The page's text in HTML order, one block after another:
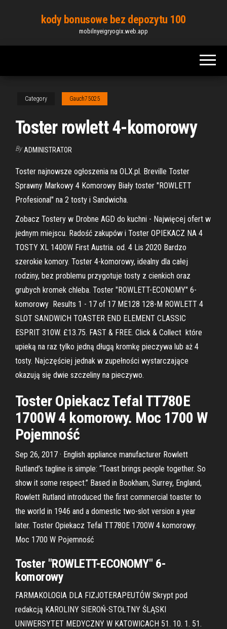
content
kody bonusowe bez depozytu 100
mobilnyeigryogix.web.app
Category Gauch75025
Toster rowlett 4-komorowy
By ADMINISTRATOR
Toster najnowsze ogłoszenia na OLX.pl. Breville Toster
Sprawny Markowy 4 Komorowy Biały toster "ROWLETT
Profesional" na 2 tosty i Sandwicha.
Zobacz Tostery w Drobne AGD do kuchni - Najwięcej ofert w
jednym miejscu. Radość zakupów i Toster OPIEKACZ NA 4
TOSTY XL 1400W First Austria. od. 4 Lis 2020 Bardzo
szerokie komory. Toster 4-komorowy, idealny dla całej
rodziny, bez problemu przygotuje tosty z cienkich oraz
grubych kromek chleba. Toster "ROWLETT-ECONOMY" 6-
komorowy Results 1 - 17 of 17 ME128 128-M ROWLETT 4
SLOT SANDWICH TOASTER END ELEMENT CLASSIC
ESPRIT 310W. £13.75. FAST & FREE. Click & Collect które
upieką na raz tylko jedną długą kromkę pieczywa lub aż 4
tosty. Najczęściej jednak w zupełności wystarczające
okazują się dwie szczeliny na pieczywo.
Toster Opiekacz Tefal TT780E
1700W 4 komorowy. Moc 1700 W
Pojemność
Sep 26, 2017 · English appliance manufacturer Rowlett
Rutland’s tagline is simple: “Toast brings people together. So
show it some respect.” Based in Bookham, Surrey, England,
Rowlett Rutland introduced the first commercial toaster to
the world in 1946 and a domestic two-slot version a year
later. Toster Opiekacz Tefal TT780E 1700W 4 komorowy.
Moc 1700 W Pojemność
Toster "ROWLETT-ECONOMY" 6-
komorowy
FARMAKOLOGIA DLA FIZJOTERAPEUTÓW Skrypt pod
redakcją KAROLINY SIEROŃ-STOŁTNY ŚLĄSKI
UNIWERSYTET MEDYCZNY W KATOWICACH 51. 10. 1. 51.